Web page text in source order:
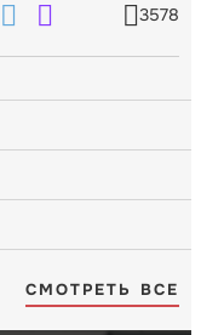
3578
СМОТРЕТЬ ВСЕ